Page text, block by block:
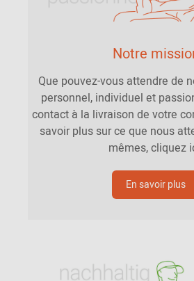
Notre
Que pouvez-vous attendre de
personnel, individuel et
contact à la livraison de votre
savoir plus sur ce que nous
mêmes, cliquez
En savoir plus